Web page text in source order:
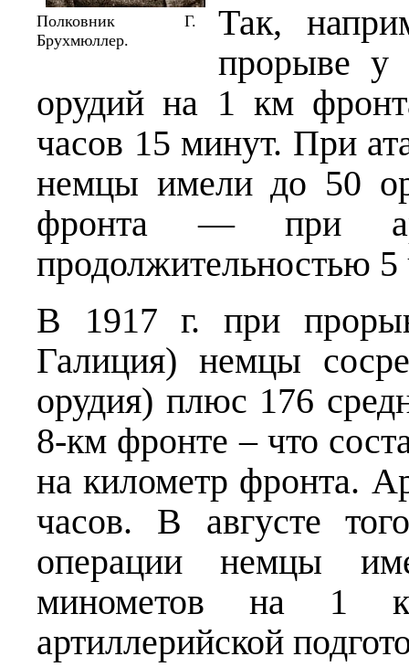
Полковник Г.
Брухмюллер.
Так,
прорыве у
орудий на 1 км
часов 15 минут. При
немцы имели до 50
фрон­та — при
продолжительностью 5
В 1917 г. при
Галиция) немцы
орудия) плюс 176
8-км фронте – что
на километр фронта.
часов. В августе
операции немцы
минометов на 1
артиллерийской